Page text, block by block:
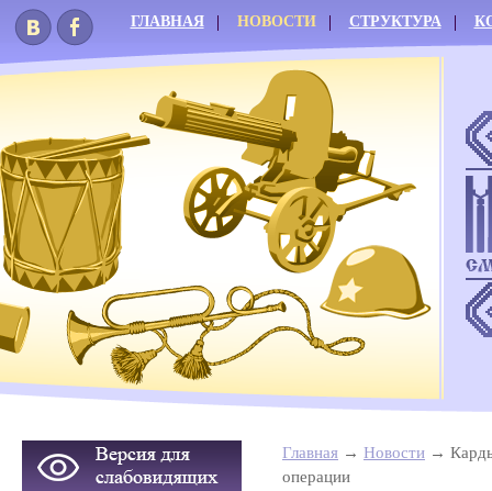
ГЛАВНАЯ НОВОСТИ СТРУКТУРА
Главная Новости
операции